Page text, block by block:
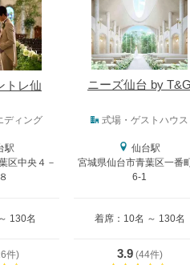
トレ仙
ニーズ仙台 by
ディング 式場・ゲストハウス
駅
区中央４－
仙台駅
宮城県仙台市青葉区一番
6-1
130名 着席：10名 ～ 130名
件)
3.9(44件)